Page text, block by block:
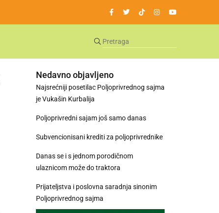
Nedavno objavljeno
Najsrećniji posetilac Poljoprivrednog sajma
je Vukašin Kurbalija
Poljoprivredni sajam još samo danas
Subvencionisani krediti za poljoprivrednike
Danas se i s jednom porodičnom
ulaznicom može do traktora
Prijateljstva i poslovna saradnja sinonim
Poljoprivrednog sajma